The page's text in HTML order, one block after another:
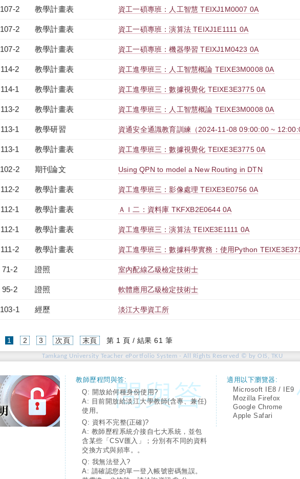
107-2 教學計畫表 資工一碩專班：人工智慧 TEIXJ1M0007 0A
107-2 教學計畫表 資工一碩專班：演算法 TEIXJ1E1111 0A
107-2 教學計畫表 資工一碩專班：機器學習 TEIXJ1M0423 0A
114-2 教學計畫表 資工進學班三：人工智慧概論 TEIXE3M0008 0A
114-1 教學計畫表 資工進學班三：數據視覺化 TEIXE3E3775 0A
113-2 教學計畫表 資工進學班三：人工智慧概論 TEIXE3M0008 0A
113-1 教學研習 資通安全通識教育訓練（2024-11-08 09:00:00 ~
113-1 教學計畫表 資工進學班三：數據視覺化 TEIXE3E3775 0A
102-2 期刊論文 Using QPN to model a New Routing in DTN
112-2 教學計畫表 資工進學班三：影像處理 TEIXE3E0756 0A
112-1 教學計畫表 ＡＩ二：資料庫 TKFXB2E0644 0A
112-1 教學計畫表 資工進學班三：演算法 TEIXE3E1111 0A
111-2 教學計畫表 資工進學班三：數據科學實務：使用Python
71-2 證照 室內配線乙級檢定技術士
95-2 證照 軟體應用乙級檢定技術士
103-1 經歷 淡江大學資工所
1 (current)
2 3 次頁 末頁 第 1 頁 / 結果 61 筆
Tamkang University Teacher ePortfolio System - All Rights Reserved © by OIS, TKU
教師歷程問與答:
Q: 開放給何種身份使用?
A: 目前開放給淡江大學教師(含專、兼任)
使用。
Q: 資料不完整(正確)?
A: 教師歷程系統介接自七大系統，並包
含某些「CSV匯入」；分別有不同的資料
交換方式與頻率。。
Q: 我無法登入?
A: 請確認您的單一登入帳號密碼無誤。
適用以下瀏覽器:
Microsoft IE8 / IE9
Mozilla Firefox
Google Chrome
Apple Safari